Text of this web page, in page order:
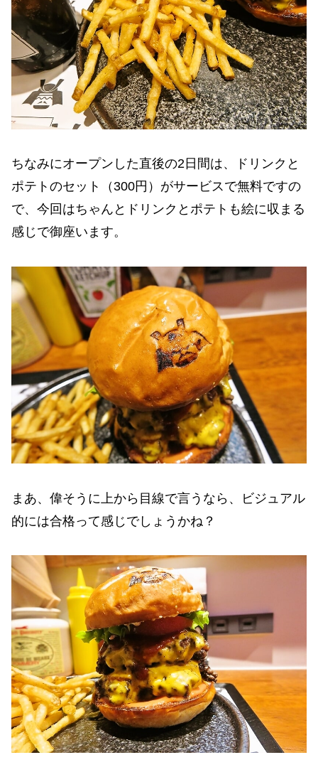
ちなみにオープンした直後の2日間は、ドリンクと
ポテトのセット（300円）がサービスで無料ですの
で、今回はちゃんとドリンクとポテトも絵に収まる
感じで御座います。
まあ、偉そうに上から目線で言うなら、ビジュアル
的には合格って感じでしょうかね？